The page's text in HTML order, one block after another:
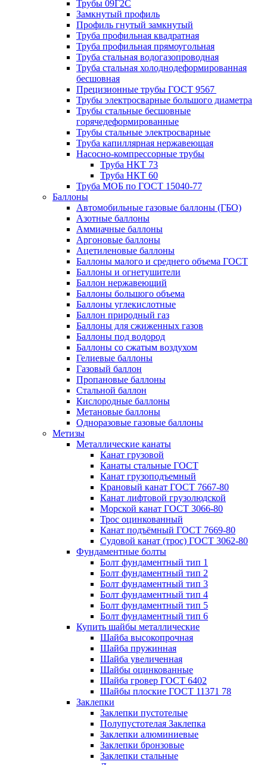
Трубы 09Г2С
Замкнутый профиль
Профиль гнутый замкнутый
Труба профильная квадратная
Труба профильная прямоугольная
Труба стальная водогазопроводная
Труба стальная холоднодеформированная
бесшовная
Прецизионные трубы ГОСТ 9567
Трубы электросварные большого диаметра
Трубы стальные бесшовные
горячедеформированные
Трубы стальные электросварные
Труба капиллярная нержавеющая
Насосно-компрессорные трубы
Труба НКТ 73
Труба НКТ 60
Труба МОБ по ГОСТ 15040-77
Баллоны
Автомобильные газовые баллоны (ГБО)
Азотные баллоны
Аммиачные баллоны
Аргоновые баллоны
Ацетиленовые баллоны
Баллоны малого и среднего объема ГОСТ
Баллоны и огнетушители
Баллон нержавеющий
Баллоны большого объема
Баллоны углекислотные
Баллон природный газ
Баллоны для сжиженных газов
Баллоны под водород
Баллоны со сжатым воздухом
Гелиевые баллоны
Газовый баллон
Пропановые баллоны
Стальной баллон
Кислородные баллоны
Метановые баллоны
Одноразовые газовые баллоны
Метизы
Металлические канаты
Канат грузовой
Канаты стальные ГОСТ
Канат грузоподъемный
Крановый канат ГОСТ 7667-80
Канат лифтовой грузолюдской
Морской канат ГОСТ 3066-80
Трос оцинкованный
Канат подъёмный ГОСТ 7669-80
Судовой канат (трос) ГОСТ 3062-80
Фундаментные болты
Болт фундаментный тип 1
Болт фундаментный тип 2
Болт фундаментный тип 3
Болт фундаментный тип 4
Болт фундаментный тип 5
Болт фундаментный тип 6
Купить шайбы металлические
Шайба высокопрочная
Шайба пружинная
Шайба увеличенная
Шайбы оцинкованные
Шайба гровер ГОСТ 6402
Шайбы плоские ГОСТ 11371 78
Заклепки
Заклепки пустотелые
Полупустотелая Заклепка
Заклепки алюминиевые
Заклепки бронзовые
Заклепки стальные